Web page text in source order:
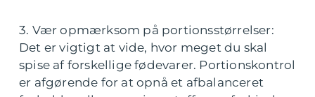
3. Vær opmærksom på portionsstørrelser:
Det er vigtigt at vide, hvor meget du skal
spise af forskellige fødevarer. Portionskontrol
er afgørende for at opnå et afbalanceret